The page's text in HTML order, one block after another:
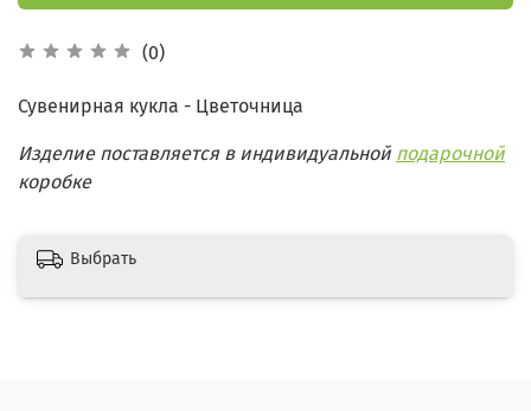
(0)
Сувенирная кукла - Цветочница
Изделие поставляется в индивидуальной подарочной
коробке
Выбрать